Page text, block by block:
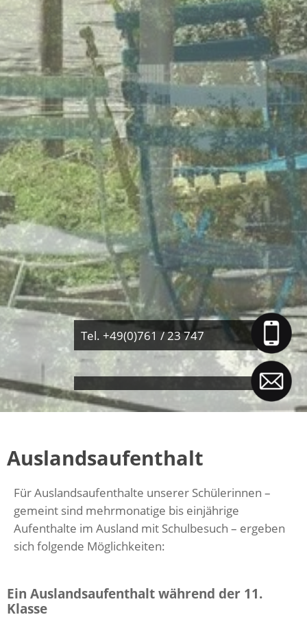
Tel. +49(0)761 / 23 747
Auslandsaufenthalt
Für Auslandsaufenthalte unserer Schülerinnen –
gemeint sind mehrmonatige bis einjährige
Aufenthalte im Ausland mit Schulbesuch – ergeben
sich folgende Möglichkeiten:
Ein Auslandsaufenthalt während der 11.
Klasse